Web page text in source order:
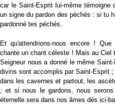
car le Saint-Esprit lui-même témoigne
un signe du pardon des péchés : si tu
pardonné tes péchés.
Et qu'attendrions-nous encore !
chante un chant céleste ! Mais au
Seigneur nous a donné le même
divins sont accomplis par Saint-Esprit
dans les cavernes et partout, les
; et si nous le gardons, nous
éternelle sera dans nos âmes dés ici-